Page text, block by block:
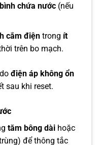
bình chứa nước(nếu
cắm điệntrong ít
trên bo mạch.
điện áp không ổn
sau khi reset.
tăm bông dàihoặc
để thông tắc